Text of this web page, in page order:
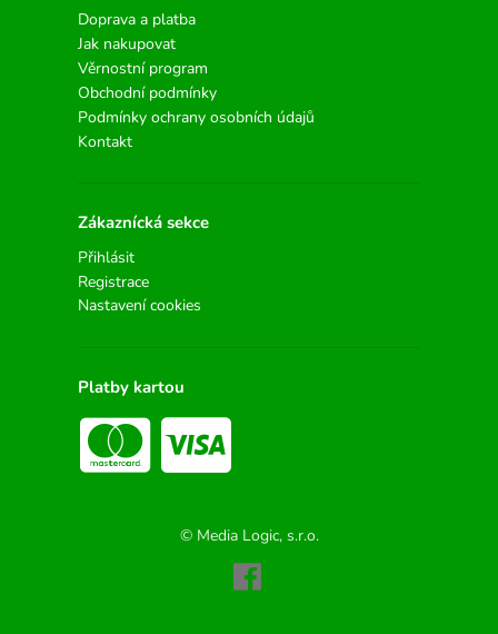
Doprava a platba
Jak nakupovat
Věrnostní program
Obchodní podmínky
Podmínky ochrany osobních údajů
Kontakt
Zákaznícká sekce
Přihlásit
Registrace
Nastavení cookies
Platby kartou
© Media Logic, s.r.o.